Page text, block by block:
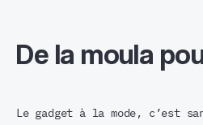
De la moula
Le gadget à la mode, c’est